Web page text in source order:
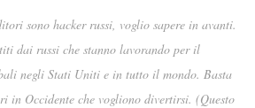
sono hacker russi, voglio sapere in avanti.
dai russi che stanno lavorando per il
negli Stati Uniti e in tutto il mondo. Basta
in Occidente che vogliono divertirsi. (Questo